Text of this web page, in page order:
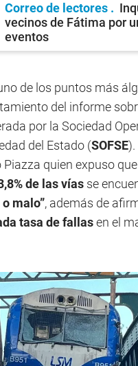
Correo de lectores
vecinos de Fátima por
eventos
de los puntos más
del informe
por la Sociedad
del Estado (SOFSE).
quien expuso
de las vías se
malo”, además de
tasa de fallasen el